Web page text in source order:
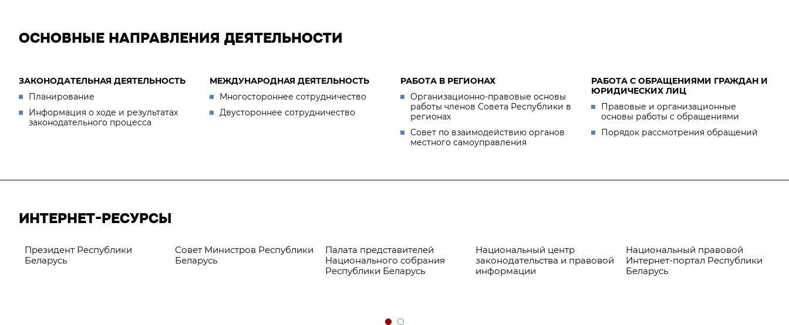
ОСНОВНЫЕ НАПРАВЛЕНИЯ ДЕЯТЕЛЬНОСТИ
ЗАКОНОДАТЕЛЬНАЯ ДЕЯТЕЛЬНОСТЬ
Планирование
Информация о ходе и результатах
законодательного процесса
МЕЖДУНАРОДНАЯ ДЕЯТЕЛЬНОСТЬ
Многостороннее сотрудничество
Двустороннее сотрудничество
РАБОТА В РЕГИОНАХ
Организационно-правовые основы
работы членов Совета Республики в
регионах
Совет по взаимодействию органов
местного самоуправления
РАБОТА С ОБРАЩЕНИЯМИ ГРАЖДАН И
ЮРИДИЧЕСКИХ ЛИЦ
Правовые и организационные
основы работы с обращениями
Порядок рассмотрения обращений
ИНТЕРНЕТ-РЕСУРСЫ
Президент Республики
Беларусь
Совет Министров Республики
Беларусь
Палата представителей
Национального собрания
Республики Беларусь
Национальный центр
законодательства и правовой
информации
Национальный правовой
Интернет-портал Республики
Беларусь